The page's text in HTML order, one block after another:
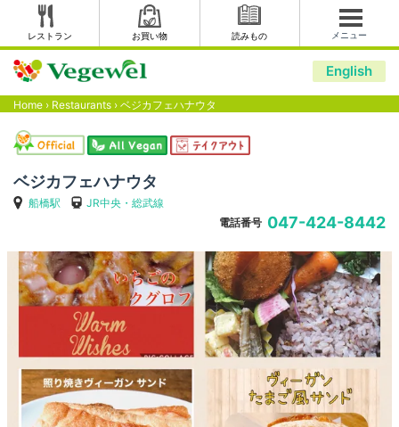
レストラン お買い物 読みもの メニュー
English
Home › Restaurants › ベジカフェハナウタ
ベジカフェハナウタ
船橋駅
JR中央・総武線
電話番号 047-424-8442